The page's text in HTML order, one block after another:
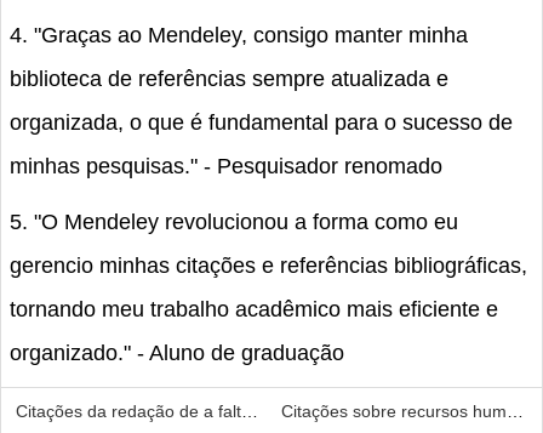
4. "Graças ao Mendeley, consigo manter minha
biblioteca de referências sempre atualizada e
organizada, o que é fundamental para o sucesso de
minhas pesquisas." - Pesquisador renomado
5. "O Mendeley revolucionou a forma como eu
gerencio minhas citações e referências bibliográficas,
tornando meu trabalho acadêmico mais eficiente e
organizado." - Aluno de graduação
Citações da redação de a falta de asseibilidadeCitações sobre recursos humanos